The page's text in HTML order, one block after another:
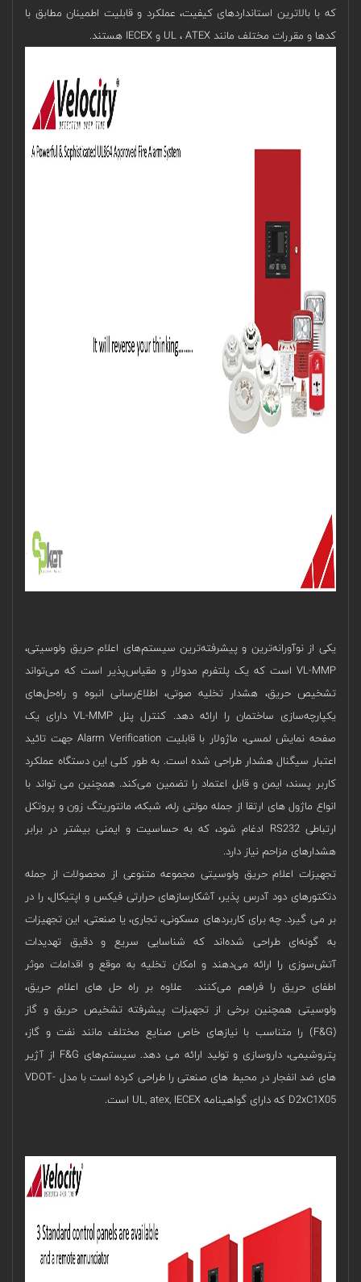
که با بالاترین استانداردهای کیفیت، عملکرد و قابلیت اطمینان مطابق با
کدها و مقررات مختلف مانند UL ، ATEX و IECEX هستند.
یکی از نوآورانه‌ترین و پیشرفته‌ترین سیستم‌های اعلام حریق ولوسیتی،
VL-MMP است که یک پلتفرم مدولار و مقیاس‌پذیر است که می‌تواند
تشخیص حریق، هشدار تخلیه صوتی، اطلاع‌رسانی انبوه و راه‌حل‌های
یکپارچه‌سازی ساختمان را ارائه دهد. کنترل پنل VL-MMP دارای یک
صفحه نمایش لمسی، ماژولار با قابلیت Alarm Verification جهت تائید
اعتبار سیگنال هشدار طراحی شده است. به طور کلی این دستگاه عملکرد
کاربر پسند، ایمن و قابل اعتماد را تضمین می‌کند. همچنین می تواند با
انواع ماژول های ارتقا از جمله مولتی رله، شبکه، مانتوریتگ زون و پروتکل
ارتباطی RS232 ادغام شود، که به حساسیت و ایمنی بیشتر در برابر
هشدارهای مزاحم نیاز دارد.
تجهیزات اعلام حریق ولوسیتی مجموعه متنوعی از محصولات از جمله
دتکتورهای دود آدرس پذیر، آشکارسازهای حرارتی فیکس و اپتیکال، را در
بر می گیرد. چه برای کاربردهای مسکونی، تجاری، یا صنعتی، این تجهیزات
به گونه‌ای طراحی شده‌اند که شناسایی سریع و دقیق تهدیدات
آتش‌سوزی را ارائه می‌دهند و امکان تخلیه به موقع و اقدامات موثر
اطفای حریق را فراهم می‌کنند. علاوه بر راه حل های اعلام حریق،
ولوسیتی همچنین برخی از تجهیزات پیشرفته تشخیص حریق و گاز
(F&G) را متناسب با نیازهای خاص صنایع مختلف مانند نفت و گاز،
پتروشیمی، داروسازی و تولید ارائه می دهد. سیستم‌های F&G از آژیر
های ضد انفجار در محیط های صنعتی را طراحی کرده است با مدل VDOT-
D2xC1X05 که دارای گواهینامه UL, atex, IECEX است.